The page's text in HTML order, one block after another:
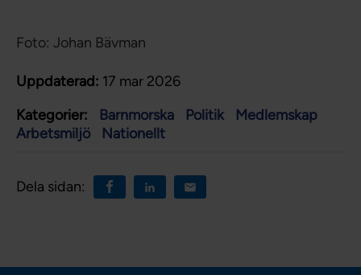
Foto: Johan Bävman
Uppdaterad: 17 mar 2026
Kategorier:
Barnmorska Politik
Medlemskap
Arbetsmiljö
Nationellt
Dela sidan: